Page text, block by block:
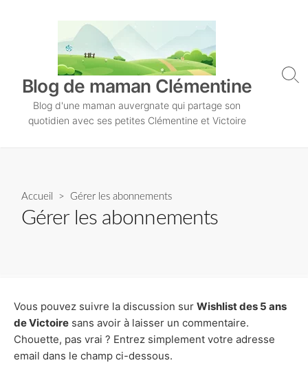
n
Blog de maman Clémentine
Blog d'une maman auvergnate qui partage son
quotidien avec ses petites Clémentine et Victoire
S
Accueil > Gérer les abonnements
Gérer les abonnements
Vous pouvez suivre la discussion sur Wishlist des 5 ans
de Victoire sans avoir à laisser un commentaire.
Chouette, pas vrai ? Entrez simplement votre adresse
email dans le champ ci-dessous.